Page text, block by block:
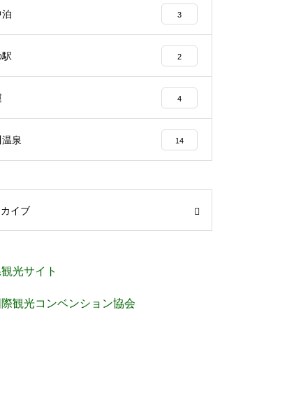
3
2
4
泉 14
イブ
光サイト
観光コンベンション協会